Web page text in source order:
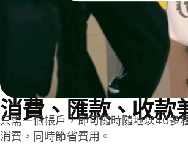
消費、匯款、收款
只需一個帳戶，即可隨時隨地以40多
消費，同時節省費用。